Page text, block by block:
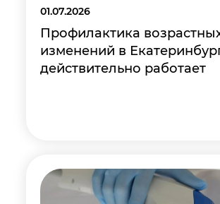
01.07.2026
Профилактика
изменений в
действительно работает